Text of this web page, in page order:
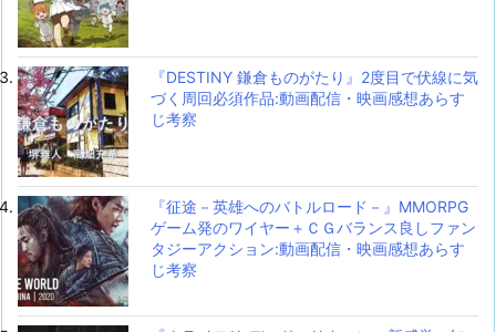
『DESTINY 鎌倉ものがたり』2度目で伏線に気
づく周回必須作品:動画配信・映画感想あらす
じ考察
『征途－英雄へのバトルロード－』MMORPG
ゲーム発のワイヤー＋ＣＧバランス良しファン
タジーアクション:動画配信・映画感想あらす
じ考察